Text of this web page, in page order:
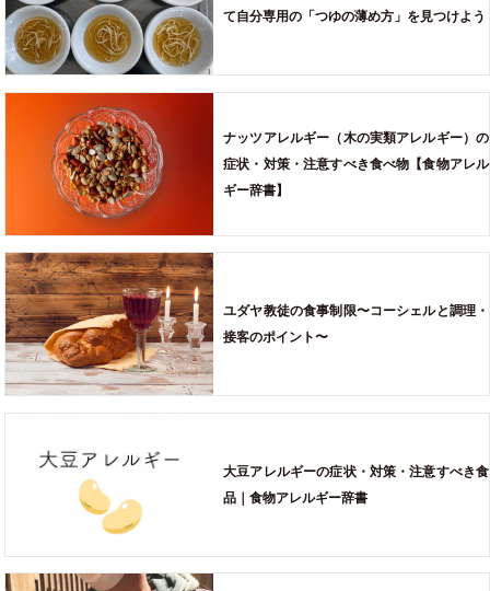
て自分専用の「つゆの薄め方」を見つけよう
ナッツアレルギー（木の実類アレルギー）の
症状・対策・注意すべき食べ物【食物アレル
ギー辞書】
ユダヤ教徒の食事制限〜コーシェルと調理・
接客のポイント〜
大豆アレルギーの症状・対策・注意すべき食
品｜食物アレルギー辞書